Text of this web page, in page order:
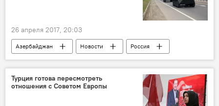
ненефтяной сектор
реформы
развитие
26 апреля 2017, 20:03
Азербайджан Новости
Россия
Россия
Минобороны АР
боеприпасы
боевая техника
Турция готова пересмотреть
отношения с Советом Европы